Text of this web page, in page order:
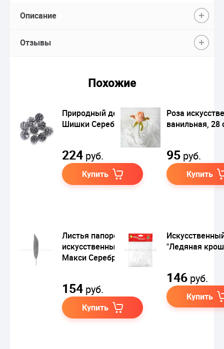
Описание
Отзывы
Похожие
Природный декор
Шишки Серебряные
224 руб.
Купить
Роза
ванильная, 28
95 руб.
Купить
Листья папоротника
искусственные
Макси Серебряные
154 руб.
Купить
"Ледяная
146 руб.
Купить